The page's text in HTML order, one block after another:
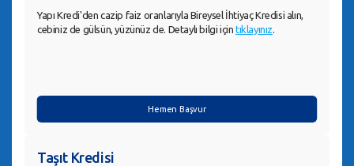
Yapı Kredi'den cazip faiz oranlarıyla Bireysel İhtiyaç Kredisi alın,
cebiniz de gülsün, yüzünüz de. Detaylı bilgi içintıklayınız.
Hemen Başvur
Taşıt Kredisi